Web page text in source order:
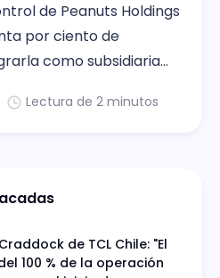
de Peanuts Holdings
por ciento de
como subsidiaria
Lectura de 2 minutos
de TCL Chile: "El
100 % de la operación